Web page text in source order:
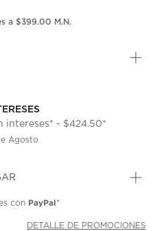
a $399.00 M.N.
intereses* - $424.50*
Agosto
con PayPal*
DETALLE DE PROMOCIONES